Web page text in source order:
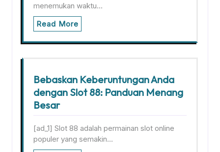
menemukan waktu…
Read More
Bebaskan Keberuntungan Anda
dengan Slot 88: Panduan Menang
Besar
[ad_1] Slot 88 adalah permainan slot online
populer yang semakin…